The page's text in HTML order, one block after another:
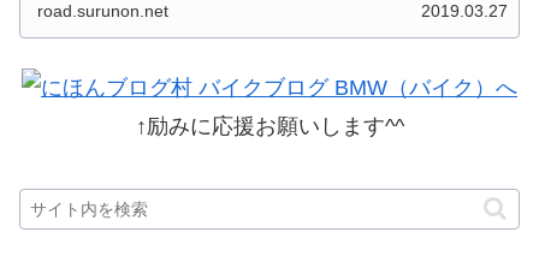
した。 分類ってなかなか難しいですね、能登半
島とか北陸とか、石川...
road.surunon.net 2019.03.27
↑励みに応援お願いします^^